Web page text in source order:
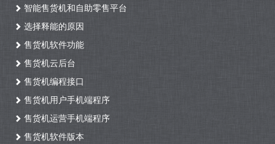
智能售货机和自助零售平台
选择释能的原因
售货机软件功能
售货机云后台
售货机编程接口
售货机用户手机端程序
售货机运营手机端程序
售货机软件版本